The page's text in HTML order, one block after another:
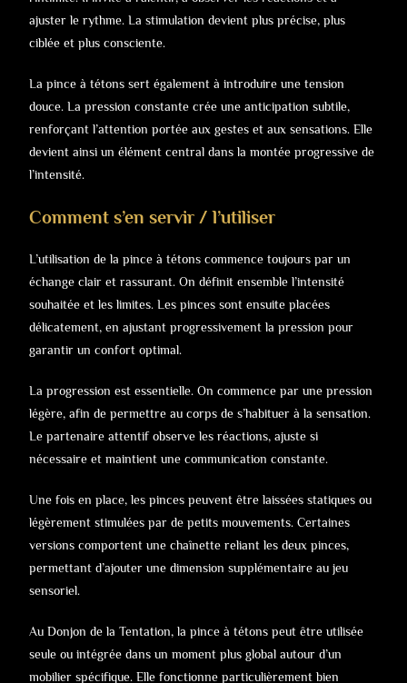
ajuster le rythme. La stimulation devient plus précise, plus
ciblée et plus consciente.
La pince à tétons sert également à introduire une tension
douce. La pression constante crée une anticipation subtile,
renforçant l’attention portée aux gestes et aux sensations. Elle
devient ainsi un élément central dans la montée progressive de
l’intensité.
Comment s’en servir / l’utiliser
L’utilisation de la pince à tétons commence toujours par un
échange clair et rassurant. On définit ensemble l’intensité
souhaitée et les limites. Les pinces sont ensuite placées
délicatement, en ajustant progressivement la pression pour
garantir un confort optimal.
La progression est essentielle. On commence par une pression
légère, afin de permettre au corps de s’habituer à la sensation.
Le partenaire attentif observe les réactions, ajuste si
nécessaire et maintient une communication constante.
Une fois en place, les pinces peuvent être laissées statiques ou
légèrement stimulées par de petits mouvements. Certaines
versions comportent une chaînette reliant les deux pinces,
permettant d’ajouter une dimension supplémentaire au jeu
sensoriel.
Au Donjon de la Tentation, la pince à tétons peut être utilisée
seule ou intégrée dans un moment plus global autour d’un
mobilier spécifique. Elle fonctionne particulièrement bien